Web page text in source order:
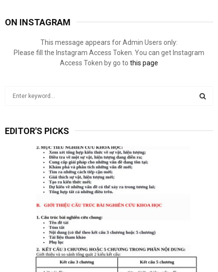
ON INSTAGRAM
This message appears for Admin Users only:
Please fill the Instagram Access Token. You can get Instagram
Access Token by go to this page
c
EDITOR'S PICKS